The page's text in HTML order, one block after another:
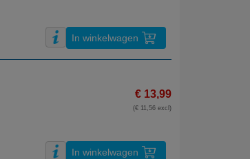
In winkelwagen
€ 13,99
(€ 11,56 excl)
In winkelwagen